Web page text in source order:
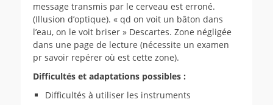
message transmis par le cerveau est erroné.
(Illusion d’optique). « qd on voit un bâton dans
l’eau, on le voit briser » Descartes. Zone négligée
dans une page de lecture (nécessite un examen
pr savoir repérer où est cette zone).
Difficultés et adaptations possibles :
Difficultés à utiliser les instruments